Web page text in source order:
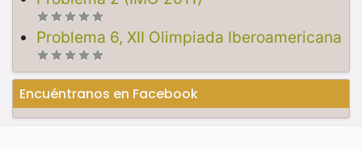
Problema 6, XII Olimpiada Iberoamericana
Encuéntranos en Facebook